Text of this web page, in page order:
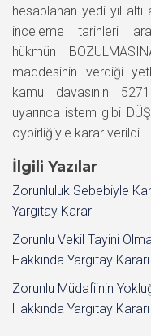
hesaplanan yedi yıl altı
inceleme tarihleri
hükmün
maddesinin verdiği
kamu davasının
uyarınca istem gibi
oybirliğiyle karar verildi.
İlgili Yazılar
Zorunluluk Sebebiyle
Yargıtay Kararı
Zorunlu Vekil Tayini
Hakkında Yargıtay Kararı
Zorunlu Müdafiinin
Hakkında Yargıtay Kararı